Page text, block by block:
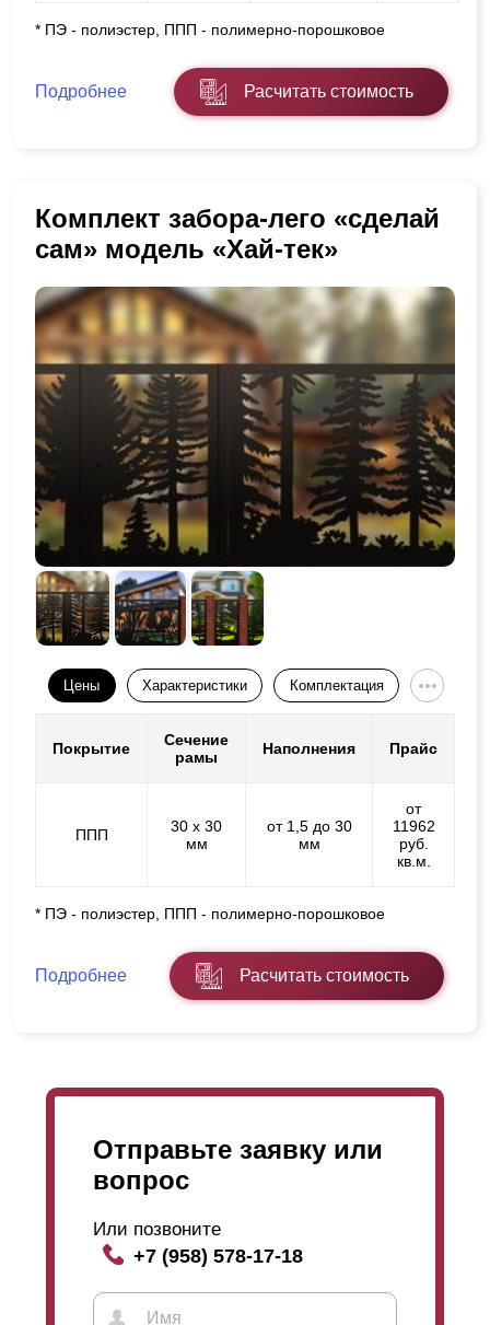
* ПЭ - полиэстер, ППП - полимерно-порошковое
Подробнее Расчитать стоимость
Комплект забора-лего «сделай
сам» модель «Хай-тек»
Цены Характеристики Комплектация
Покрытие
Сечение
рамы
Наполнения Прайс
ППП
30 х 30
мм
от 1,5 до 30
мм
от
11962
руб.
кв.м.
* ПЭ - полиэстер, ППП - полимерно-порошковое
Подробнее Расчитать стоимость
Отправьте заявку или
вопрос
Или позвоните
+7 (958) 578-17-18